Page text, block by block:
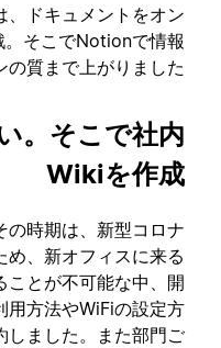
ドキュメントをオン
。そこでNotionで情報
質まで上がりました。
。そこで社内
Wikiを作成
時期は、新型コロナ
め、新オフィスに来る
ことが不可能な中、開
方法やWiFiの設定方
しました。また部門ご